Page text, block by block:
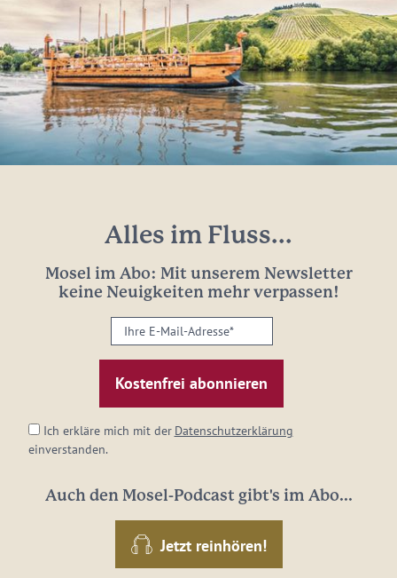
Alles im Fluss...
Mosel im Abo: Mit unserem Newsletter
keine Neuigkeiten mehr verpassen!
Ihre
E-
Mail-
Adresse:
Ich erkläre mich mit der Datenschutzerklärung
einverstanden.
Auch den Mosel-Podcast gibt's im Abo...
Jetzt reinhören!